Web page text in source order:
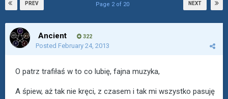
PREV NEXT
Page 2 of 20
Ancient 322
Posted February 24, 2013
O patrz trafiłaś w to co lubię, fajna muzyka,
A śpiew, aż tak nie kręci, z czasem i tak mi wszystko pasuję